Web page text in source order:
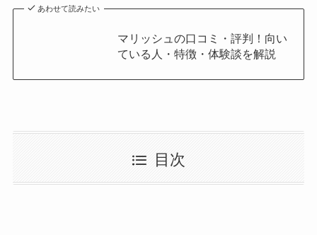
あわせて読みたい
マリッシュの口コミ・評判！向い
ている人・特徴・体験談を解説
目次